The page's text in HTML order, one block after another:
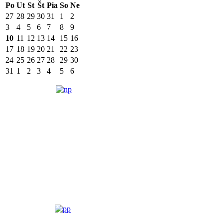
Po Ut St Št Pia So Ne
27 28 29 30 31 1
2
3
4 5 6 7 8
9
10 11 12 13 14 15 16
17 18 19 20 21 22 23
24 25 26 27 28 29 30
31 1 2 3 4 5 6